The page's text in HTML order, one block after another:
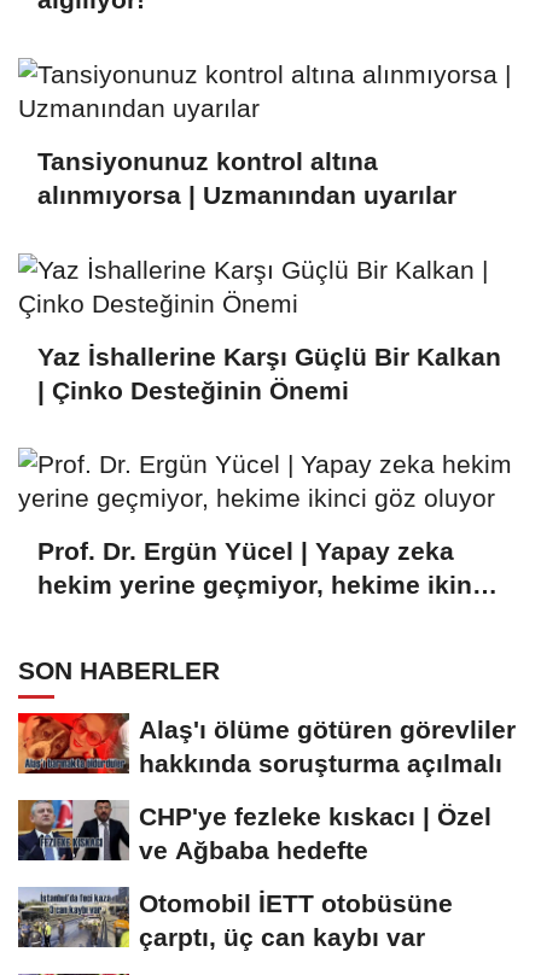
Tansiyonunuz kontrol altına
alınmıyorsa | Uzmanından uyarılar
Yaz İshallerine Karşı Güçlü Bir Kalkan
| Çinko Desteğinin Önemi
Prof. Dr. Ergün Yücel | Yapay zeka
hekim yerine geçmiyor, hekime ikinci
SON HABERLER
Alaş'ı ölüme götüren görevliler
hakkında soruşturma açılmalı
CHP'ye fezleke kıskacı | Özel
ve Ağbaba hedefte
Otomobil İETT otobüsüne
çarptı, üç can kaybı var